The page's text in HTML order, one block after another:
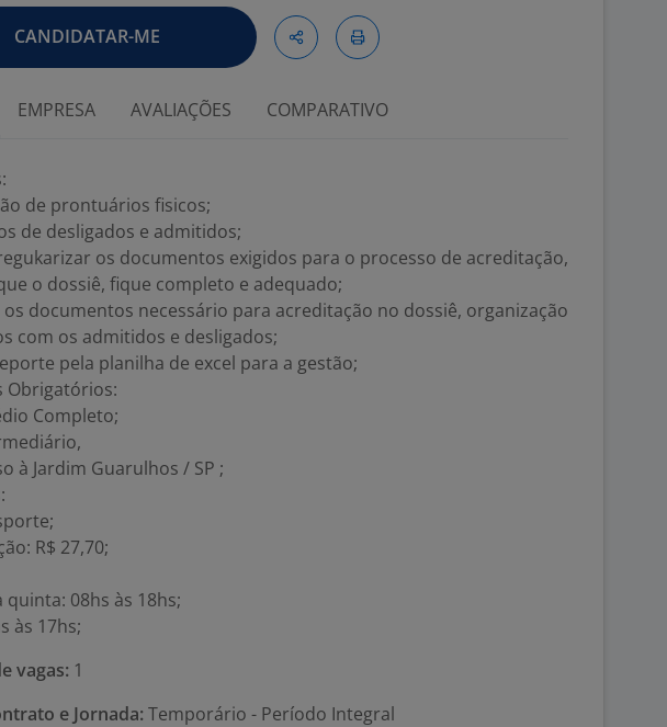
CANDIDATAR-ME
EMPRESA AVALIAÇÕES COMPARATIVO
de prontuários fisicos;
de desligados e admitidos;
os documentos exigidos para o processo de acreditação,
o dossiê, fique completo e adequado;
os documentos necessário para acreditação no dossiê, organização
com os admitidos e desligados;
pela planilha de excel para a gestão;
Obrigatórios:
Completo;
à Jardim Guarulhos / SP ;
R$ 27,70;
quinta: 08hs às 18hs;
às 17hs;
vagas: 1
e Jornada: Temporário - Período Integral